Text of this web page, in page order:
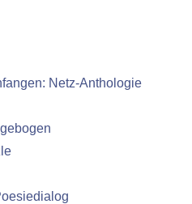
Netz-Anthologie